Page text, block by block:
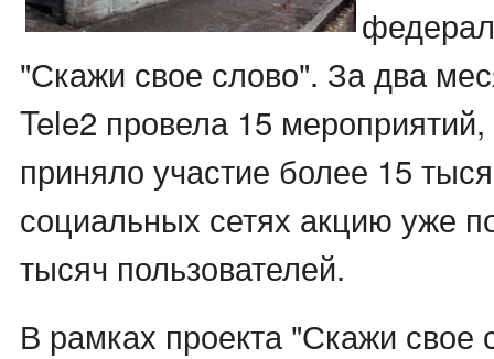
"Скажи свое слово". За два
Tele2 провела 15
приняло участие более 15
социальных сетях акцию уже
тысяч пользователей.
В рамках проекта "Скажи свое